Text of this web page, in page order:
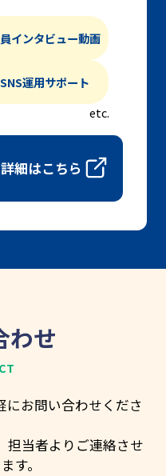
インタビュー動画
SNS運用サポート
etc.
詳細はこちら
わせ
にお問い合わせくださ
担当者よりご連絡させ
す。